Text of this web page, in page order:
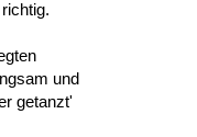
und
getanzt'